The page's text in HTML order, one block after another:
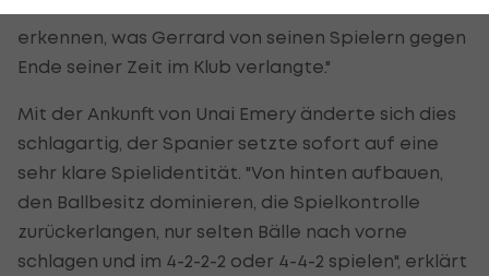
erkennen, was Gerrard von seinen Spielern gegen
Ende seiner Zeit im Klub verlangte."
Mit der Ankunft von Unai Emery änderte sich dies
schlagartig, der Spanier setzte sofort auf eine
sehr klare Spielidentität. "Von hinten aufbauen,
den Ballbesitz dominieren, die Spielkontrolle
zurückerlangen, nur selten Bälle nach vorne
schlagen und im 4-2-2-2 oder 4-4-2 spielen", erklärt